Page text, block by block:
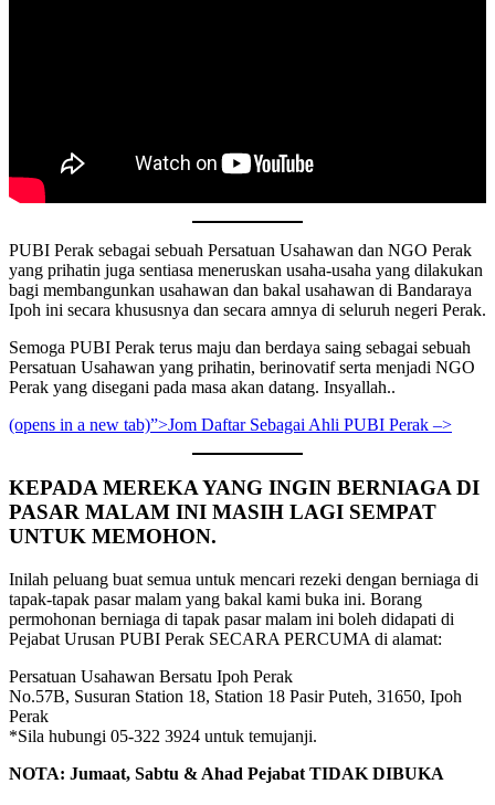
PUBI Perak sebagai sebuah Persatuan Usahawan dan NGO Perak
yang prihatin juga sentiasa meneruskan usaha-usaha yang dilakukan
bagi membangunkan usahawan dan bakal usahawan di Bandaraya
Ipoh ini secara khususnya dan secara amnya di seluruh negeri Perak.
Semoga PUBI Perak terus maju dan berdaya saing sebagai sebuah
Persatuan Usahawan yang prihatin, berinovatif serta menjadi NGO
Perak yang disegani pada masa akan datang. Insyallah..
(opens in a new tab)”>Jom Daftar Sebagai Ahli PUBI Perak –>
KEPADA MEREKA YANG INGIN BERNIAGA DI
PASAR MALAM INI MASIH LAGI SEMPAT
UNTUK MEMOHON.
Inilah peluang buat semua untuk mencari rezeki dengan berniaga di
tapak-tapak pasar malam yang bakal kami buka ini. Borang
permohonan berniaga di tapak pasar malam ini boleh didapati di
Pejabat Urusan PUBI Perak SECARA PERCUMA di alamat:
Persatuan Usahawan Bersatu Ipoh Perak
No.57B, Susuran Station 18, Station 18 Pasir Puteh, 31650, Ipoh
Perak
*Sila hubungi 05-322 3924 untuk temujanji.
NOTA: Jumaat, Sabtu & Ahad Pejabat TIDAK DIBUKA